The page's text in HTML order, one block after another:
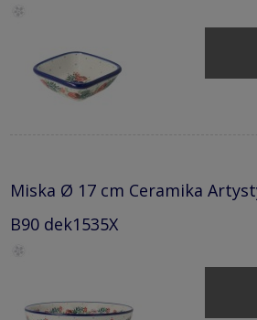
Miska Ø 17 cm Ceramika
B90 dek1535X